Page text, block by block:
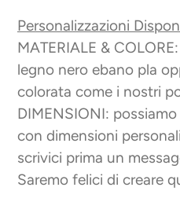
Personalizzazioni
MATERIALE &
legno nero ebano pla
colorata come i nostri
DIMENSIONI:
con dimensioni
scrivici prima un
Saremo felici di creare